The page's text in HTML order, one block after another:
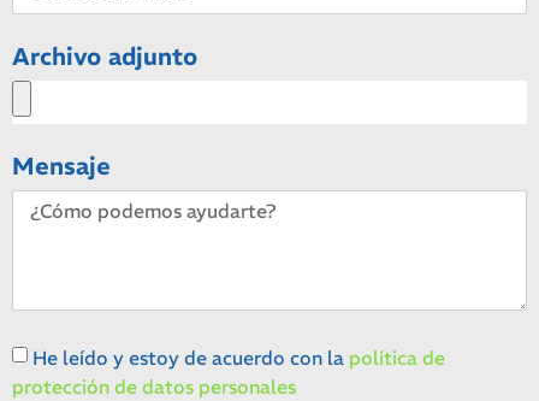
Archivo adjunto
Mensaje
He leído y estoy de acuerdo con la política de
protección de datos personales